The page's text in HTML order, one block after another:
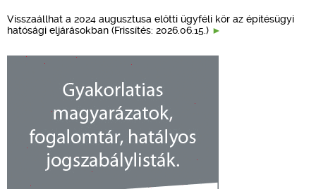
Visszaállhat a 2024 augusztusa előtti ügyféli kör az építésügyi
hatósági eljárásokban (Frissítés: 2026.06.15.)